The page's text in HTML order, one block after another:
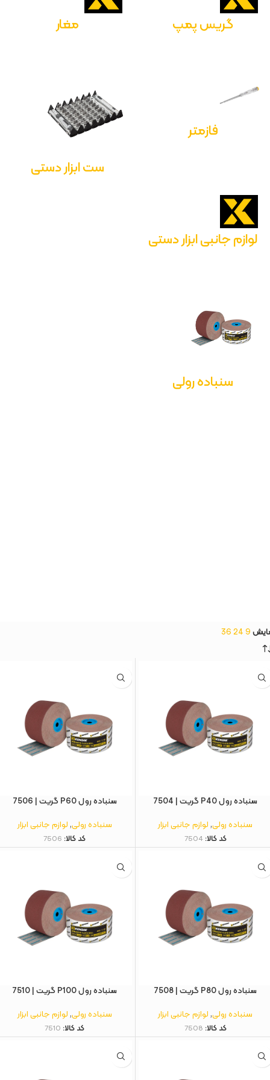
گریس پمپ مغار
فازمتر
ست ابزار دستی
لوازم جانبی ابزار دستی
سنباده رولی
9
24
36
سنباده رول P40 گریت | 7504
سنباده رولی,لوازم جانبی ابزار
کد کالا: 7504
سنباده رول P60 گریت | 7506
سنباده رولی,لوازم جانبی ابزار
کد کالا: 7506
سنباده رول P80 گریت | 7508
سنباده رولی,لوازم جانبی ابزار
کد کالا: 7508
سنباده رول P100 گریت | 7510
سنباده رولی,لوازم جانبی ابزار
کد کالا: 7510